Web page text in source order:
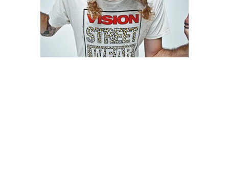
japonaise
En Mode Fashion
2 janvier 2012
Look Book Homme